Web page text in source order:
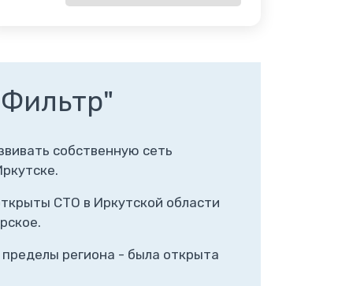
собственную сеть
СТО в Иркутской области
региона - была открыта